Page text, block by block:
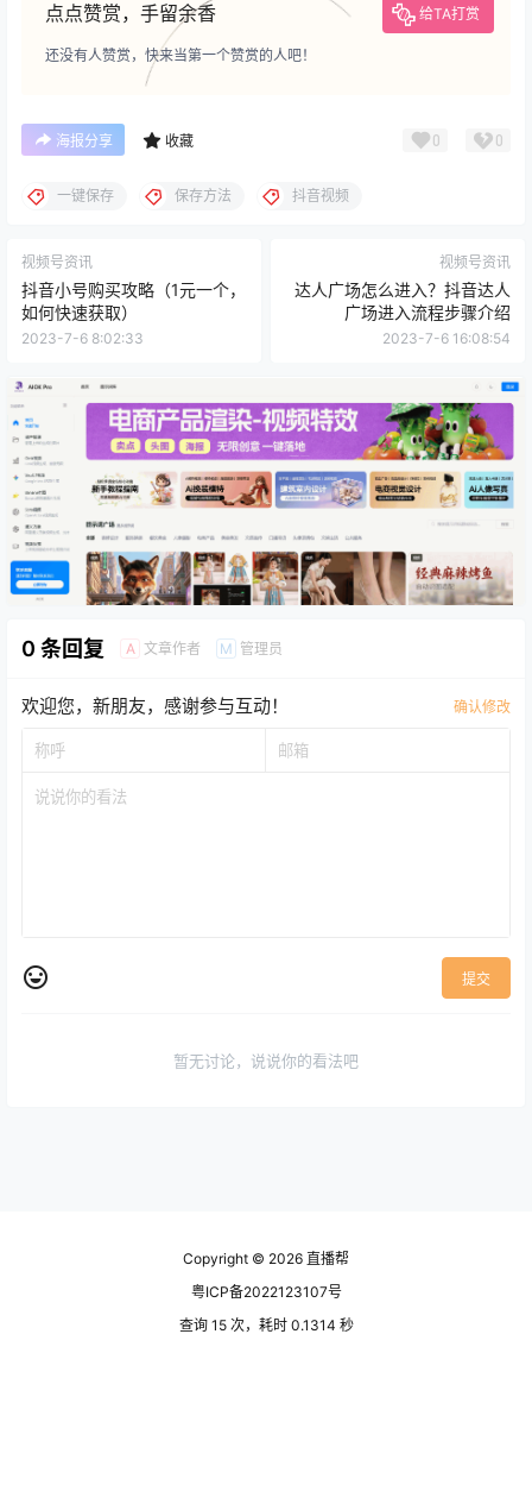
点点赞赏，手留余香 给TA打赏
还没有人赞赏，快来当第一个赞赏的人吧！
海报分享 收藏 0 0
一键保存 保存方法 抖音视频
视频号资讯
抖音小号购买攻略（1元一个，
如何快速获取）
2023-7-6 8:02:33
视频号资讯
达人广场怎么进入？抖音达人
广场进入流程步骤介绍
2023-7-6 16:08:54
0 条回复 A 文章作者 M 管理员
欢迎您，新朋友，感谢参与互动！ 确认修改
提交
暂无讨论，说说你的看法吧
Copyright © 2026 直播帮
粤ICP备2022123107号
查询 15 次，耗时 0.1314 秒